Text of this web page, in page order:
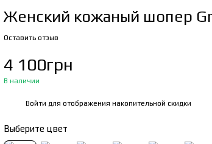
Женский кожаный шопер
Оставить отзыв
4 100грн
В наличии
Войти для отображения накопительной скидки
Выберите цвет